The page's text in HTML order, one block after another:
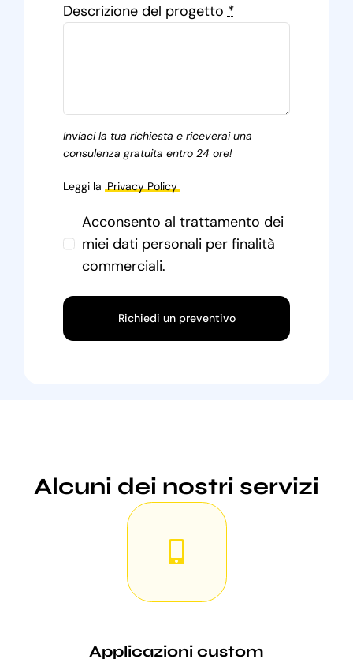
Descrizione del progetto*
Inviaci la tua richiesta e riceverai una
consulenza gratuita entro 24 ore!
Leggi la Privacy Policy
Acconsento al trattamento dei
miei dati personali per finalità
commerciali.
Richiedi un preventivo
Alcuni dei nostri servizi
Applicazioni custom